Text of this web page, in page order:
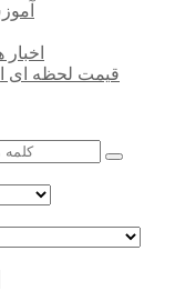
قیمت لحظه ای